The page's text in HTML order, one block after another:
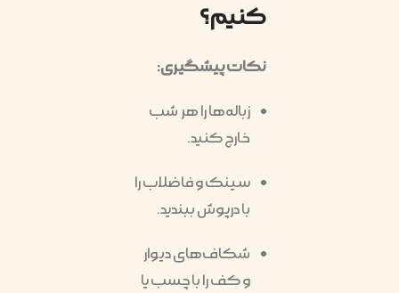
کنیم؟
نکات پیشگیری:
زباله‌ها را هر شب
خارج کنید.
سینک و فاضلاب را
با درپوش ببندید.
شکاف‌های دیوار
و کف را با چسب یا